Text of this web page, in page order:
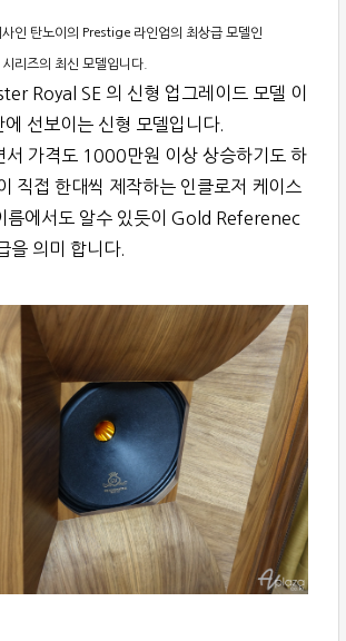
인 탄노이의 Prestige 라인업의 최상급 모델인
리즈의 최신 모델입니다.
Royal SE 의 신형 업그레이드 모델 이
선보이는 신형 모델입니다.
서 가격도 1000만원 이상 상승하기도 하
직접 한대씩 제작하는 인클로저 케이스
름에서도 알수 있듯이 Gold Referenec
을 의미 합니다.